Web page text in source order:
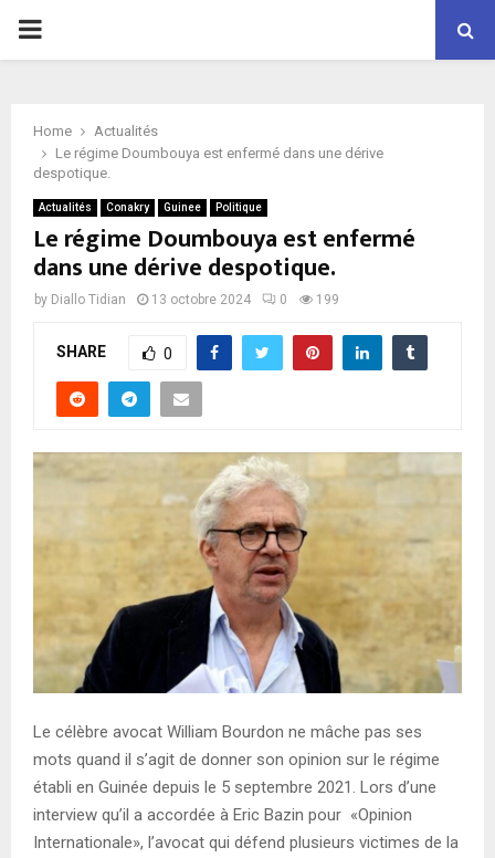
P
M
A
M
U
Home
Actualités
Le régime Doumbouya est enfermé dans une dérive
despotique.
Actualités Conakry Guinee Politique
Le régime Doumbouya est enfermé
dans une dérive despotique.
by Diallo Tidian 13 octobre 2024 0 199
SHARE 0
Le célèbre avocat William Bourdon ne mâche pas ses
mots quand il s’agit de donner son opinion sur le régime
établi en Guinée depuis le 5 septembre 2021. Lors d’une
interview qu’il a accordée à Eric Bazin pour «Opinion
Internationale», l’avocat qui défend plusieurs victimes de la